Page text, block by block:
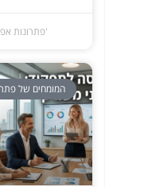
'פתרונות
המומחים של